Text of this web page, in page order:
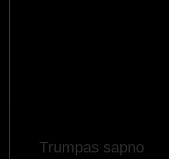
Trumpas sapno